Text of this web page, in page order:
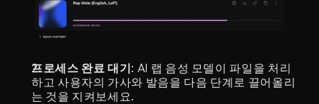
프로세스 완료 대기: AI 랩 음성 모델이 파일을 처리
하고 사용자의 가사와 발음을 다음 단계로 끌어올리
는 것을 지켜보세요.